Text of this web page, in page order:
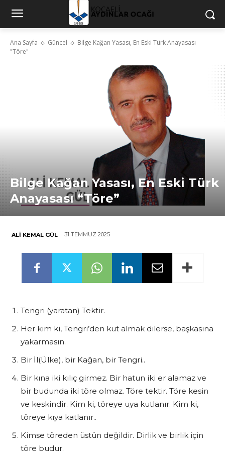
Ana Sayfa Güncel
Bilge Kağan Yasası, En Eski Türk Anayasası
"Töre"
Bilge Kağan Yasası, En Eski Türk
Anayasası “Töre”
ALI KEMAL GÜL 31 TEMMUZ 2025
Tengri (yaratan) Tektir.
Her kim ki, Tengri’den kut almak dilerse, başkasına
yakarmasın.
Bir İl(Ülke), bir Kağan, bir Tengri..
Bir kına iki kılıç girmez. Bir hatun iki er alamaz ve
bir budunda iki töre olmaz. Töre tektir. Töre kesin
ve keskindir. Kim ki, töreye uya kutlanır. Kim ki,
töreye kıya katlanır..
Kimse töreden üstün değildir. Dirlik ve birlik için
töre budur.